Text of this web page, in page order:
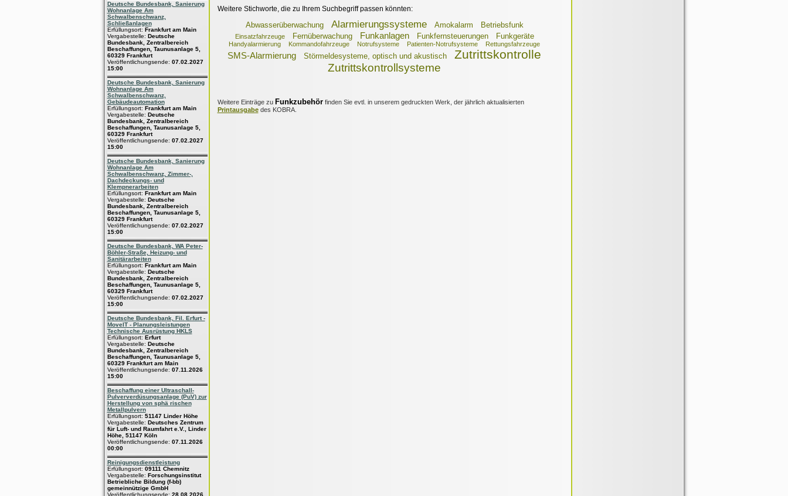
Deutsche Bundesbank, Sanierung
Wohnanlage Am
Schwalbenschwanz,
Schließanlagen
Erfüllungsort: Frankfurt am Main
Vergabestelle: Deutsche
Bundesbank, Zentralbereich
Beschaffungen, Taunusanlage 5,
60329 Frankfurt
Veröffentlichungsende: 07.02.2027
15:00
Deutsche Bundesbank, Sanierung
Wohnanlage Am
Schwalbenschwanz,
Gebäudeautomation
Erfüllungsort: Frankfurt am Main
Vergabestelle: Deutsche
Bundesbank, Zentralbereich
Beschaffungen, Taunusanlage 5,
60329 Frankfurt
Veröffentlichungsende: 07.02.2027
15:00
Deutsche Bundesbank, Sanierung
Wohnanlage Am
Schwalbenschwanz, Zimmer-,
Dachdeckungs- und
Klempnerarbeiten
Erfüllungsort: Frankfurt am Main
Vergabestelle: Deutsche
Bundesbank, Zentralbereich
Beschaffungen, Taunusanlage 5,
60329 Frankfurt
Veröffentlichungsende: 07.02.2027
15:00
Deutsche Bundesbank, WA Peter-
Böhler-Straße, Heizung- und
Sanitärarbeiten
Erfüllungsort: Frankfurt am Main
Vergabestelle: Deutsche
Bundesbank, Zentralbereich
Beschaffungen, Taunusanlage 5,
60329 Frankfurt
Veröffentlichungsende: 07.02.2027
15:00
Deutsche Bundesbank, Fil. Erfurt -
MoveIT - Planungsleistungen
Technische Ausrüstung HKLS
Erfüllungsort: Erfurt
Vergabestelle: Deutsche
Bundesbank, Zentralbereich
Beschaffungen, Taunusanlage 5,
60329 Frankfurt am Main
Veröffentlichungsende: 07.11.2026
15:00
Beschaffung einer Ultraschall-
Pulververdüsungsanlage (PuV) zur
Herstellung von sphä rischen
Metallpulvern
Erfüllungsort: 51147 Linder Höhe
Vergabestelle: Deutsches Zentrum
für Luft- und Raumfahrt e.V., Linder
Höhe, 51147 Köln
Veröffentlichungsende: 07.11.2026
00:00
Reinigungsdienstleistung
Erfüllungsort: 09111 Chemnitz
Vergabestelle: Forschungsinstitut
Betriebliche Bildung (f-bb)
gemeinnützige GmbH
Veröffentlichungsende: 28.08.2026
Weitere Stichworte, die zu Ihrem Suchbegriff passen könnten:
Abwasserüberwachung Alarmierungssysteme Amokalarm Betriebsfunk
Einsatzfahrzeuge Fernüberwachung Funkanlagen Funkfernsteuerungen Funkgeräte
Handyalarmierung Kommandofahrzeuge Notrufsysteme Patienten-Notrufsysteme Rettungsfahrzeuge
SMS-Alarmierung Störmeldesysteme, optisch und akustisch Zutrittskontrolle
Zutrittskontrollsysteme
Weitere Einträge zu Funkzubehörfinden Sie evtl. in unserem gedruckten Werk, der jährlich aktualisierten
Printausgabedes KOBRA.